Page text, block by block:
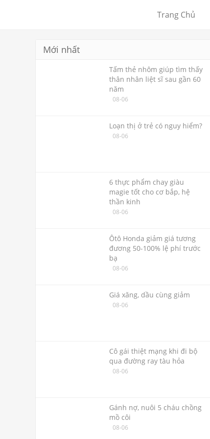
Trang Chủ
Mới nhất
Tấm thẻ nhôm giúp tìm thấy
thân nhân liệt sĩ sau gần 60
năm
08-06
Loạn thị ở trẻ có nguy hiểm?
08-06
6 thực phẩm chay giàu
magie tốt cho cơ bắp, hệ
thần kinh
08-06
Ôtô Honda giảm giá tương
đương 50-100% lệ phí trước
bạ
08-06
Giá xăng, dầu cùng giảm
08-06
Cô gái thiệt mạng khi đi bộ
qua đường ray tàu hỏa
08-06
Gánh nợ, nuôi 5 cháu chồng
mồ côi
08-06